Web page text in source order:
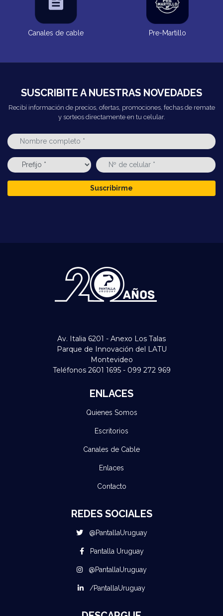
Canales de cable Pre-Martillo
SUSCRIBITE A NUESTRAS NOVEDADES
Recibí información de precios, ofertas, promociones, fechas de remate
y sorteos directamente en tu celular.
Suscribirme
Av. Italia 6201 - Anexo Los Talas
Parque de Innovación del LATU
Montevideo
Teléfonos 2601 1695 - 099 272 969
ENLACES
Quienes Somos
Escritorios
Canales de Cable
Enlaces
Contacto
REDES SOCIALES
@PantallaUruguay
Pantalla Uruguay
@PantallaUruguay
/PantallaUruguay